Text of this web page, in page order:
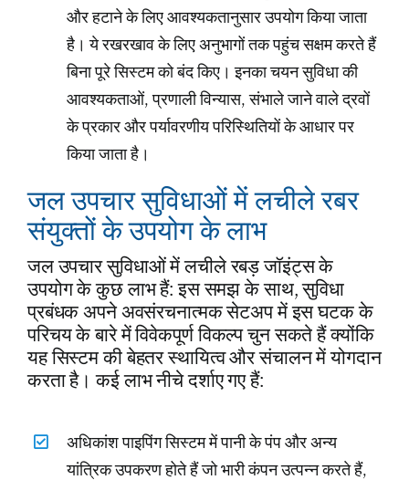
और हटाने के लिए आवश्यकतानुसार उपयोग किया जाता
है। ये रखरखाव के लिए अनुभागों तक पहुंच सक्षम करते हैं
बिना पूरे सिस्टम को बंद किए। इनका चयन सुविधा की
आवश्यकताओं, प्रणाली विन्यास, संभाले जाने वाले द्रवों
के प्रकार और पर्यावरणीय परिस्थितियों के आधार पर
किया जाता है।
जल उपचार सुविधाओं में लचीले रबर
संयुक्तों के उपयोग के लाभ
जल उपचार सुविधाओं में लचीले रबड़ जॉइंट्स के
उपयोग के कुछ लाभ हैं: इस समझ के साथ, सुविधा
प्रबंधक अपने अवसंरचनात्मक सेटअप में इस घटक के
परिचय के बारे में विवेकपूर्ण विकल्प चुन सकते हैं क्योंकि
यह सिस्टम की बेहतर स्थायित्व और संचालन में योगदान
करता है। कई लाभ नीचे दर्शाए गए हैं:
अधिकांश पाइपिंग सिस्टम में पानी के पंप और अन्य
यांत्रिक उपकरण होते हैं जो भारी कंपन उत्पन्न करते हैं,